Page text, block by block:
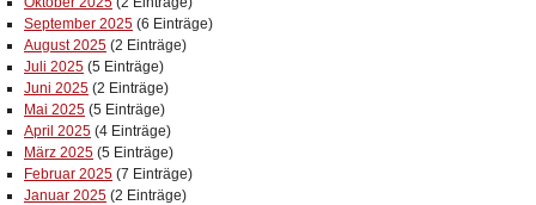
September 2025 (6 Einträge)
August 2025 (2 Einträge)
Juli 2025 (5 Einträge)
Juni 2025 (2 Einträge)
Mai 2025 (5 Einträge)
April 2025 (4 Einträge)
März 2025 (5 Einträge)
Februar 2025 (7 Einträge)
Januar 2025 (2 Einträge)